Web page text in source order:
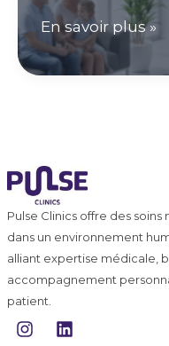
sans
tarder
L’Expérience
Patient
:
à
Faire
AUJOURD’HUI
dans
Centre
Médical
En savoir plus »
Pulse Clinics offre des
dans un environnement
alliant expertise médicale,
accompagnement
patient.
I
n
L
i